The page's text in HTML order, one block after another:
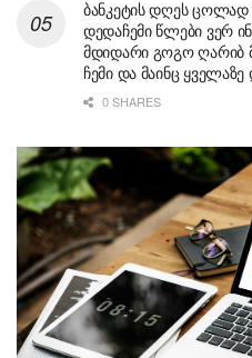
ბანკეტის დღეს ცოლად
დედაჩემი წლები ვერ
მდიდარი გოგო ღარიბ
ჩემი და მაინც
0 SHARES